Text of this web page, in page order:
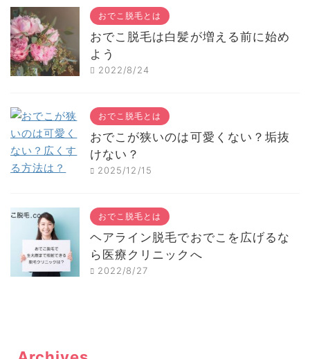
おでこ脱毛とは
おでこ脱毛は白髪が増える前に始め
よう
2022/8/24
おでこ脱毛とは
おでこが狭いのは可愛くない？垢抜
けない？
2025/12/15
おでこ脱毛とは
ヘアライン脱毛でおでこを広げるな
ら医療クリニックへ
2022/8/27